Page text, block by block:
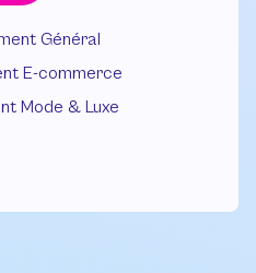
Général
E-commerce
Mode & Luxe